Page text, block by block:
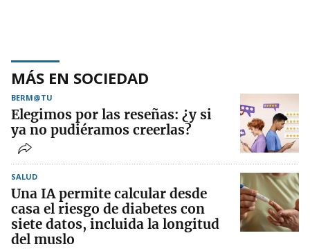
MÁS EN SOCIEDAD
BERM@TU
Elegimos por las reseñas: ¿y si
ya no pudiéramos creerlas?
SALUD
Una IA permite calcular desde
casa el riesgo de diabetes con
siete datos, incluida la longitud
del muslo